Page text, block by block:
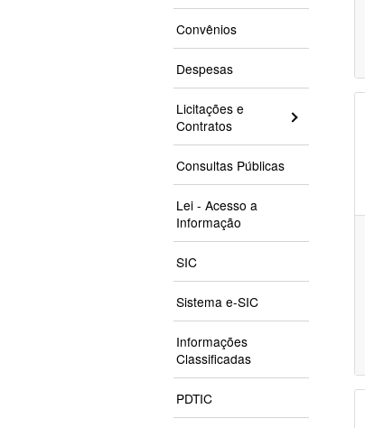
Convênios
Despesas
Licitações e
Contratos
Consultas Públicas
Lei - Acesso a
Informação
SIC
Sistema e-SIC
Informações
Classificadas
PDTIC